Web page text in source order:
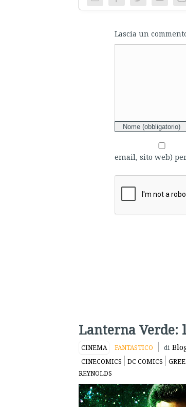
Lascia un
email, sito web)
Lanterna Verde:
CINEMA FANTASTICO di
CINECOMICS DC COMICS
REYNOLDS